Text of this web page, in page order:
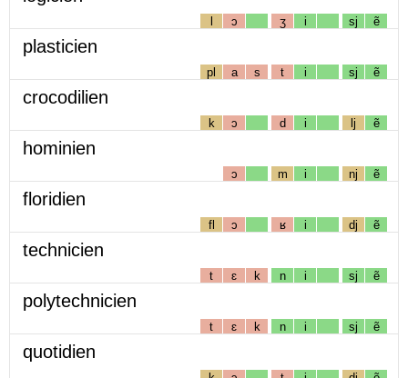
l ɔ ʒ i sj ẽ
plasticien
pl a s t i sj ẽ
crocodilien
k ɔ d i lj ẽ
hominien
ɔ m i nj ẽ
floridien
fl ɔ ʁ i dj ẽ
technicien
t ɛ k n i sj ẽ
polytechnicien
t ɛ k n i sj ẽ
quotidien